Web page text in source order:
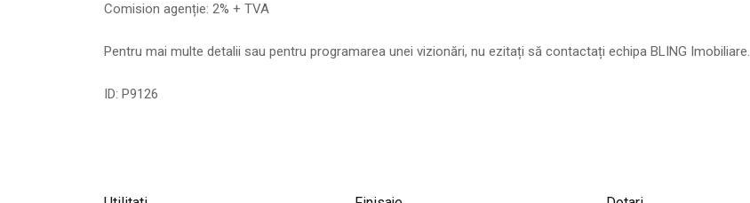
Comision agenție: 2% + TVA
Pentru mai multe detalii sau pentru programarea unei vizionări, nu ezitați să contactați echipa BLING Imobiliare.
ID: P9126